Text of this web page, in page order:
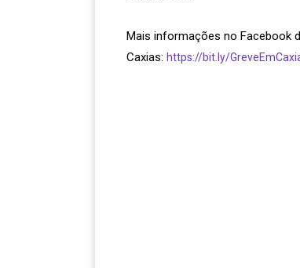
Mais informações no Facebook
Caxias: https://bit.ly/